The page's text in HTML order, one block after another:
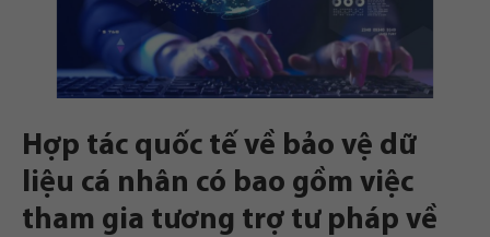
Hợp tác quốc tế về bảo vệ dữ
liệu cá nhân có bao gồm việc
tham gia tương trợ tư pháp về